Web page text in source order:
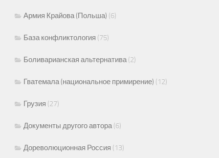
Армия Крайова (Польша) (6)
База конфликтология (75)
Боливарианская альтернатива(2)
Гватемала (национальное примирение) (12)
Грузия (27)
Документы другого автора(6)
Дореволюционная Россия (13)